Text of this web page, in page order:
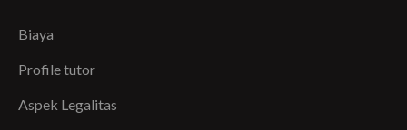
Biaya
Profile tutor
Aspek Legalitas